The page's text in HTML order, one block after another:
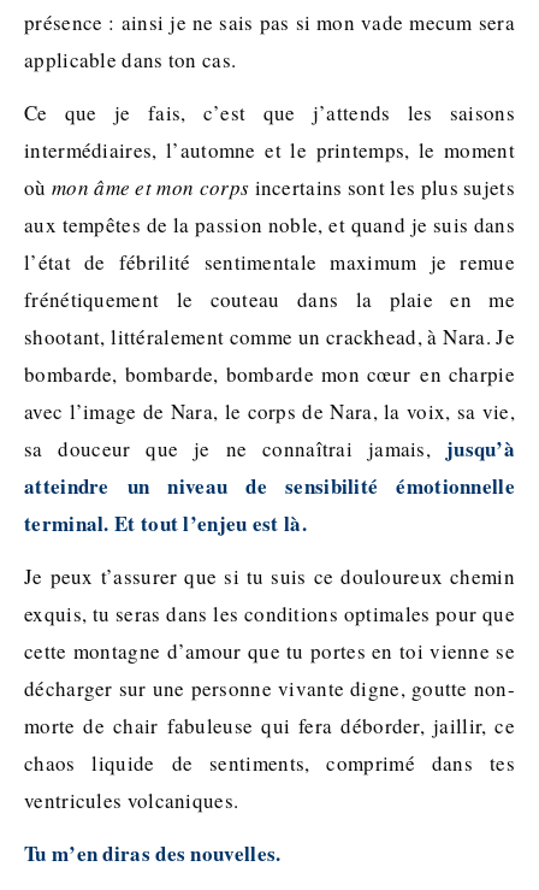
présence : ainsi je ne sais pas si mon vade mecum sera
applicable dans ton cas.
Ce que je fais, c’est que j’attends les saisons
intermédiaires, l’automne et le printemps, le moment
où mon âme et mon corps incertains sont les plus sujets
aux tempêtes de la passion noble, et quand je suis dans
l’état de fébrilité sentimentale maximum je remue
frénétiquement le couteau dans la plaie en me
shootant, littéralement comme un crackhead, à Nara. Je
bombarde, bombarde, bombarde mon cœur en charpie
avec l’image de Nara, le corps de Nara, la voix, sa vie,
sa douceur que je ne connaîtrai jamais, jusqu’à
atteindre un niveau de sensibilité émotionnelle
terminal. Et tout l’enjeu est là.
Je peux t’assurer que si tu suis ce douloureux chemin
exquis, tu seras dans les conditions optimales pour que
cette montagne d’amour que tu portes en toi vienne se
décharger sur une personne vivante digne, goutte non-
morte de chair fabuleuse qui fera déborder, jaillir, ce
chaos liquide de sentiments, comprimé dans tes
ventricules volcaniques.
Tu m’en diras des nouvelles.